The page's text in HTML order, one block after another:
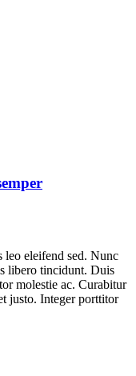
leo eleifend sed. Nunc
libero tincidunt. Duis
molestie ac. Curabitur
justo. Integer porttitor